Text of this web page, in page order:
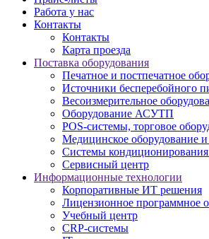
Работа у нас
Контакты
Контакты
Карта проезда
Поставка оборудования
Печатное и постпечатное
Источники бесперебойного
Весоизмерительное
Оборудование АСУТП
POS-системы, торговое
Медицинское оборудование и
Системы
Сервисный центр
Информационные технологии
Корпоративные ИТ решения
Лицензионное программное
Учебный центр
CRP-системы